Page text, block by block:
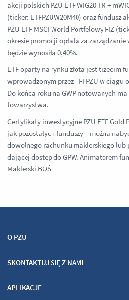
akcji polskich PZU ETF WIG20 TR +
(ticker: ETFPZUW20M40) oraz fundusz
PZU ETF MSCI World Portfelowy FIZ
okresie promocji opłata za
będzie wynosiła 0,40%.
ETF oparty na rynku złota jest trzecim
wprowadzonym przez TFI PZU w ciągu
Do końca roku na GWP notowanych ma
towarzystwa.
Certyfikaty inwestycyjne PZU ETF Gold
jak pozostałych funduszy – można
dowolnego rachunku maklerskiego
dającej dostęp do GPW. Animatorem
Maklerski BOŚ.
O PZU
SKONTAKTUJ SIĘ Z NAMI
APLIKACJE